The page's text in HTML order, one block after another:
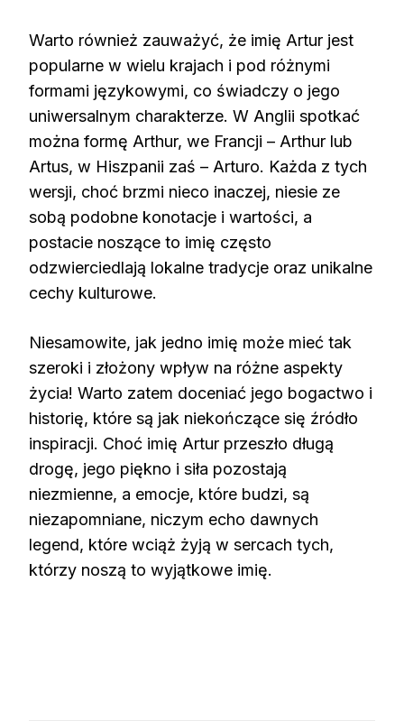
Warto również zauważyć, że imię Artur jest
popularne w wielu krajach i pod różnymi
formami językowymi, co świadczy o jego
uniwersalnym charakterze. W Anglii spotkać
można formę Arthur, we Francji – Arthur lub
Artus, w Hiszpanii zaś – Arturo. Każda z tych
wersji, choć brzmi nieco inaczej, niesie ze
sobą podobne konotacje i wartości, a
postacie noszące to imię często
odzwierciedlają lokalne tradycje oraz unikalne
cechy kulturowe.
Niesamowite, jak jedno imię może mieć tak
szeroki i złożony wpływ na różne aspekty
życia! Warto zatem doceniać jego bogactwo i
historię, które są jak niekończące się źródło
inspiracji. Choć imię Artur przeszło długą
drogę, jego piękno i siła pozostają
niezmienne, a emocje, które budzi, są
niezapomniane, niczym echo dawnych
legend, które wciąż żyją w sercach tych,
którzy noszą to wyjątkowe imię.